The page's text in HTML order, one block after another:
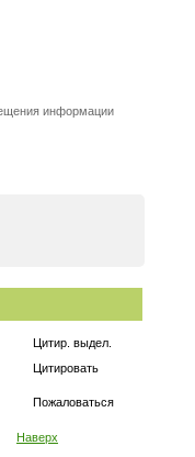
информации
Цитир. выдел.
Цитировать
Пожаловаться
Наверх